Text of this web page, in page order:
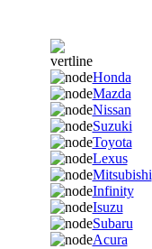
Honda
Mazda
Nissan
Suzuki
Toyota
Lexus
Mitsubishi
Infinity
Isuzu
Subaru
Acura